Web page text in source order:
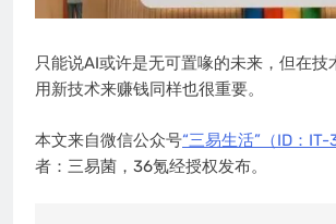
只能说AI或许是无可置喙的未来，但在技
用新技术来赚钱同样也很重要。
本文来自微信公众号“三易生活”（ID：IT-
者：三易菌，36氪经授权发布。